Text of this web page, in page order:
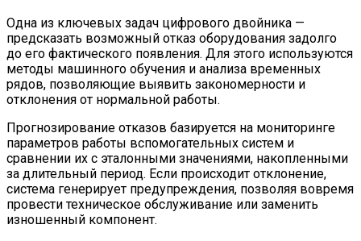
Одна из ключевых задач цифрового двойника —
предсказать возможный отказ оборудования задолго
до его фактического появления. Для этого используются
методы машинного обучения и анализа временных
рядов, позволяющие выявить закономерности и
отклонения от нормальной работы.
Прогнозирование отказов базируется на мониторинге
параметров работы вспомогательных систем и
сравнении их с эталонными значениями, накопленными
за длительный период. Если происходит отклонение,
система генерирует предупреждения, позволяя вовремя
провести техническое обслуживание или заменить
изношенный компонент.